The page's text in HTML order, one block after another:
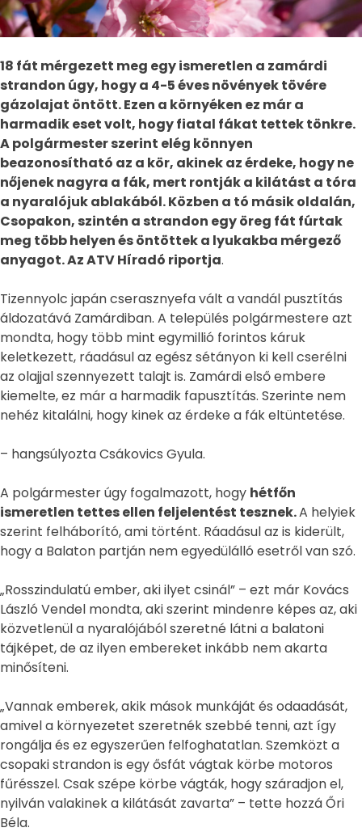
18 fát mérgezett meg egy ismeretlen a zamárdi
strandon úgy, hogy a 4-5 éves növények tövére
gázolajat öntött. Ezen a környéken ez már a
harmadik eset volt, hogy fiatal fákat tettek tönkre.
A polgármester szerint elég könnyen
beazonosítható az a kör, akinek az érdeke, hogy ne
nőjenek nagyra a fák, mert rontják a kilátást a tóra
a nyaralójuk ablakából. Közben a tó másik oldalán,
Csopakon, szintén a strandon egy öreg fát fúrtak
meg több helyen és öntöttek a lyukakba mérgező
anyagot. Az ATV Híradó riportja.
Tizennyolc japán cserasznyefa vált a vandál pusztítás
áldozatává Zamárdiban. A település polgármestere azt
mondta, hogy több mint egymillió forintos káruk
keletkezett, ráadásul az egész sétányon ki kell cserélni
az olajjal szennyezett talajt is. Zamárdi első embere
kiemelte, ez már a harmadik fapusztítás. Szerinte nem
nehéz kitalálni, hogy kinek az érdeke a fák eltüntetése.
– hangsúlyozta Csákovics Gyula.
A polgármester úgy fogalmazott, hogy hétfőn
ismeretlen tettes ellen feljelentést tesznek.A helyiek
szerint felháborító, ami történt. Ráadásul az is kiderült,
hogy a Balaton partján nem egyedülálló esetről van szó.
„Rosszindulatú ember, aki ilyet csinál” – ezt már Kovács
László Vendel mondta, aki szerint mindenre képes az, aki
közvetlenül a nyaralójából szeretné látni a balatoni
tájképet, de az ilyen embereket inkább nem akarta
minősíteni.
„Vannak emberek, akik mások munkáját és odaadását,
amivel a környezetet szeretnék szebbé tenni, azt így
rongálja és ez egyszerűen felfoghatatlan. Szemközt a
csopaki strandon is egy ősfát vágtak körbe motoros
fűrésszel. Csak szépe körbe vágták, hogy száradjon el,
nyilván valakinek a kilátását zavarta” – tette hozzá Őri
Béla.